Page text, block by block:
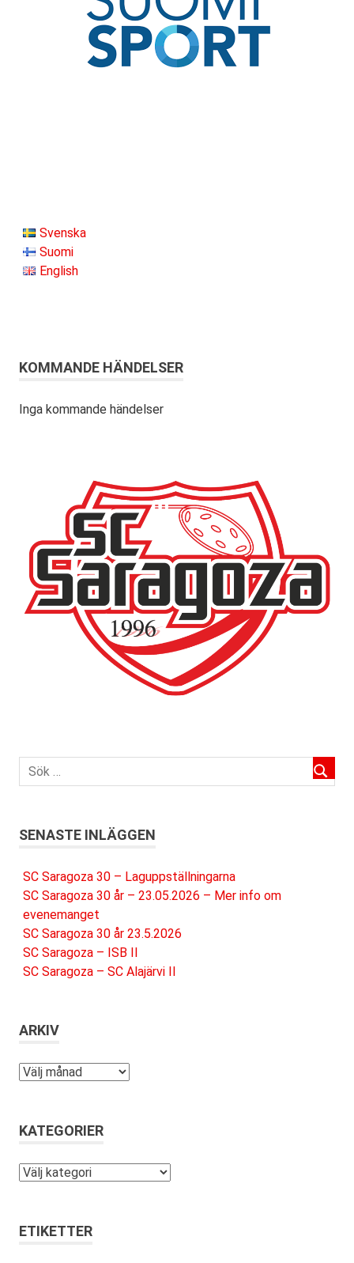
Svenska
Suomi
English
KOMMANDE HÄNDELSER
Inga kommande händelser
SENASTE INLÄGGEN
SC Saragoza 30 – Laguppställningarna
SC Saragoza 30 år – 23.05.2026 – Mer info om
evenemanget
SC Saragoza 30 år 23.5.2026
SC Saragoza – ISB II
SC Saragoza – SC Alajärvi II
ARKIV
Arkiv
KATEGORIER
Kategorier
ETIKETTER